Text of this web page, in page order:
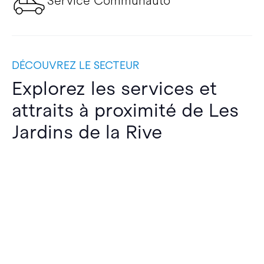
DÉCOUVREZ LE SECTEUR
Explorez les services et
attraits à proximité de Les
Jardins de la Rive